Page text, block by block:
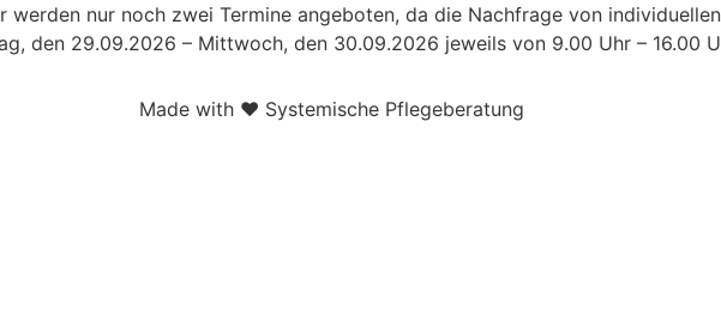
werden nur noch zwei Termine angeboten, da die Nachfrage von
den 29.09.2026 – Mittwoch, den 30.09.2026 jeweils von 9.00 Uhr – 16.00
Made with ❤ Systemische Pflegeberatung